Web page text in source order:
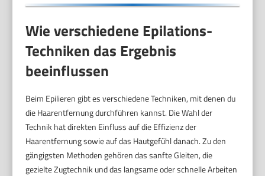
Wie verschiedene Epilations-
Techniken das Ergebnis
beeinflussen
Beim Epilieren gibt es verschiedene Techniken, mit denen du
die Haarentfernung durchführen kannst. Die Wahl der
Technik hat direkten Einfluss auf die Effizienz der
Haarentfernung sowie auf das Hautgefühl danach. Zu den
gängigsten Methoden gehören das sanfte Gleiten, die
gezielte Zugtechnik und das langsame oder schnelle Arbeiten